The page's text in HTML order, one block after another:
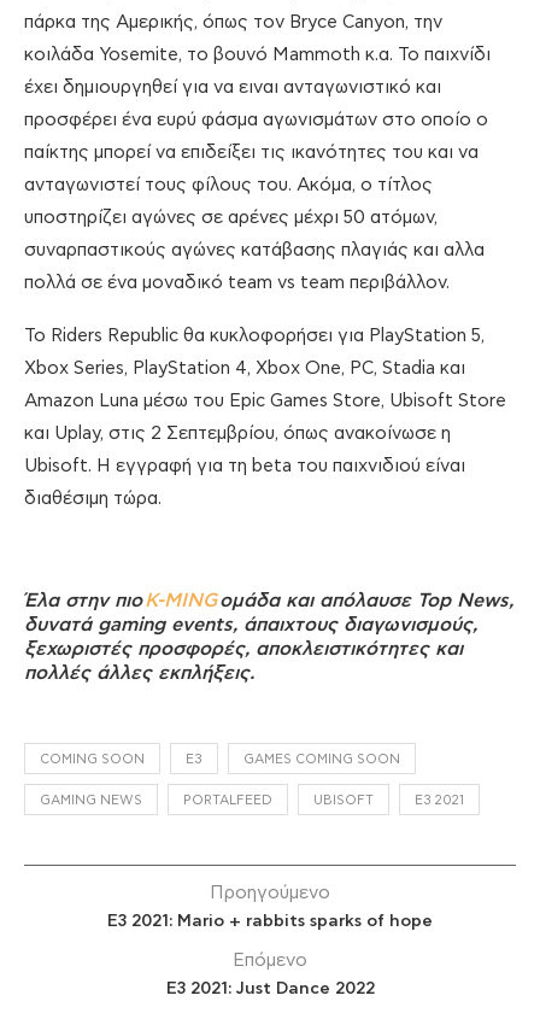
πάρκα της Αμερικής, όπως τον Bryce Canyon, την
κοιλάδα Yosemite, το βουνό Mammoth κ.α. Το παιχνίδι
έχει δημιουργηθεί για να ειναι ανταγωνιστικό και
προσφέρει ένα ευρύ φάσμα αγωνισμάτων στο οποίο ο
παίκτης μπορεί να επιδείξει τις ικανότητες του και να
ανταγωνιστεί τους φίλους του. Ακόμα, ο τίτλος
υποστηρίζει αγώνες σε αρένες μέχρι 50 ατόμων,
συναρπαστικούς αγώνες κατάβασης πλαγιάς και αλλα
πολλά σε ένα μοναδικό team vs team περιβάλλον.
Το Riders Republic θα κυκλοφορήσει για PlayStation 5,
Xbox Series, PlayStation 4, Xbox One, PC, Stadia και
Amazon Luna μέσω του Epic Games Store, Ubisoft Store
και Uplay, στις 2 Σεπτεμβρίου, όπως ανακοίνωσε η
Ubisoft. Η εγγραφή για τη beta του παιχνιδιού είναι
διαθέσιμη τώρα.
Έλα στην πιοK-MINGομάδα και απόλαυσε Top News,
δυνατά gaming events, άπαιχτους διαγωνισμούς,
ξεχωριστές προσφορές, αποκλειστικότητες και
πολλές άλλες εκπλήξεις.
COMING SOON E3 GAMES COMING SOON
GAMING NEWS PORTALFEED UBISOFT Ε3 2021
Προηγούμενο
E3 2021: Mario + rabbits sparks of hope
Επόμενο
E3 2021: Just Dance 2022